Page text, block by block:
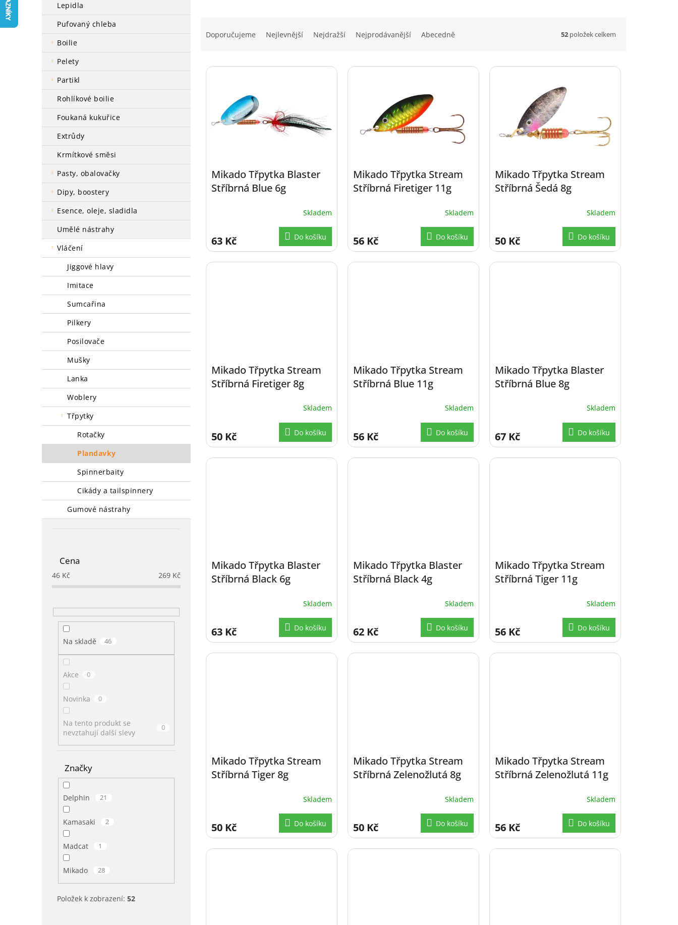
n
lepidla
pufovaný chleba
boilie
pelety
partikl
rohlíkové boilie
foukaná kukuřice
extrůdy
krmítkové směsi
pasty, obalovačky
dipy, boostery
esence, oleje, sladidla
umělé nástrahy
vláčení
jiggové hlavy
imitace
sumcařina
pilkery
posilovače
mušky
lanka
woblery
třpytky
rotačky
plandavky
spinnerbaity
cikády a tailspinnery
gumové nástrahy
Cena
46 Kč 269 Kč
Na skladě 46
Akce 0
Novinka 0
Na tento produkt se
nevztahují další slevy
0
Značky
Delphin 21
Kamasaki 2
Madcat 1
Mikado 28
Položek k zobrazení: 52
Doporučujeme Nejlevnější Nejdražší Nejprodávanější Abecedně 52 položek celkem
Mikado Třpytka Blaster
Stříbrná Blue 6g
Skladem
63 Kč Do košíku
Mikado Třpytka Stream
Stříbrná Firetiger 11g
Skladem
56 Kč Do košíku
Mikado Třpytka Stream
Stříbrná Šedá 8g
Skladem
50 Kč Do košíku
Mikado Třpytka Stream
Stříbrná Firetiger 8g
Skladem
50 Kč Do košíku
Mikado Třpytka Stream
Stříbrná Blue 11g
Skladem
56 Kč Do košíku
Mikado Třpytka Blaster
Stříbrná Blue 8g
Skladem
67 Kč Do košíku
Mikado Třpytka Blaster
Stříbrná Black 6g
Skladem
63 Kč Do košíku
Mikado Třpytka Blaster
Stříbrná Black 4g
Skladem
62 Kč Do košíku
Mikado Třpytka Stream
Stříbrná Tiger 11g
Skladem
56 Kč Do košíku
Mikado Třpytka Stream
Stříbrná Tiger 8g
Skladem
50 Kč Do košíku
Mikado Třpytka Stream
Stříbrná Zelenožlutá 8g
Skladem
50 Kč Do košíku
Mikado Třpytka Stream
Stříbrná Zelenožlutá 11g
Skladem
56 Kč Do košíku